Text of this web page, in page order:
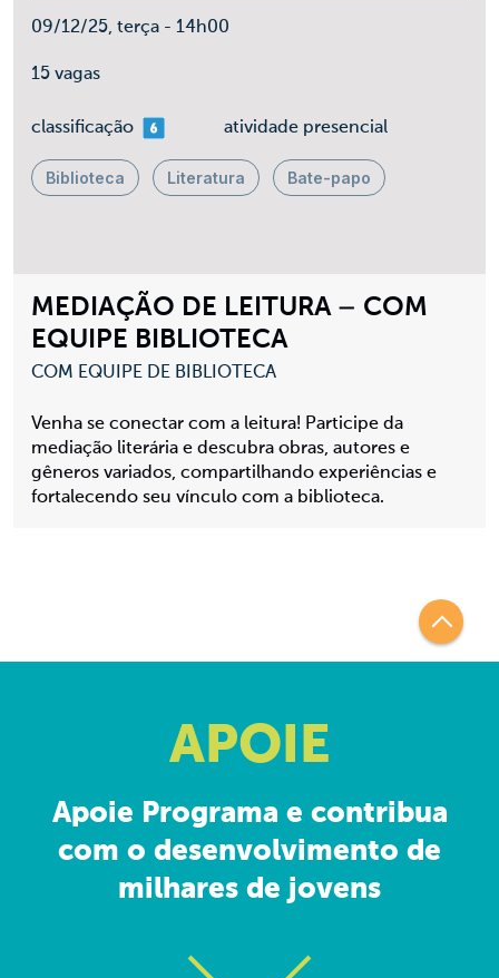
MEDIAÇÃO DE LEITURA – COM
EQUIPE BIBLIOTECA
COM EQUIPE DE BIBLIOTECA
Venha se conectar com a leitura! Participe da
mediação literária e descubra obras, autores e
gêneros variados, compartilhando experiências e
fortalecendo seu vínculo com a biblioteca.
09/12/25, terça - 14h00
15 vagas
classificaçãomais 06 atividade presencial
Biblioteca Literatura Bate-papo
APOIE
Apoie Programa e contribua
com o desenvolvimento de
milhares de jovens